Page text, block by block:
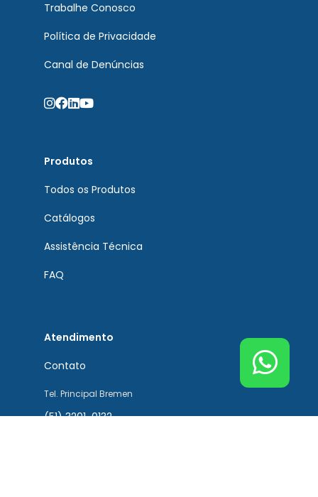
Trabalhe Conosco
Política de Privacidade
Canal de Denúncias
Produtos
Todos os Produtos
Catálogos
Assistência Técnica
FAQ
Atendimento
Contato
Tel. Principal Bremen
(51) 3201-0132